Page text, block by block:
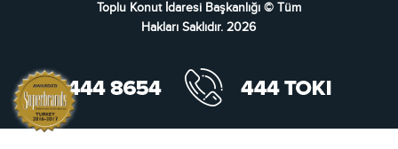
Toplu Konut İdaresi Başkanlığı © Tüm
Hakları Saklıdır. 2026